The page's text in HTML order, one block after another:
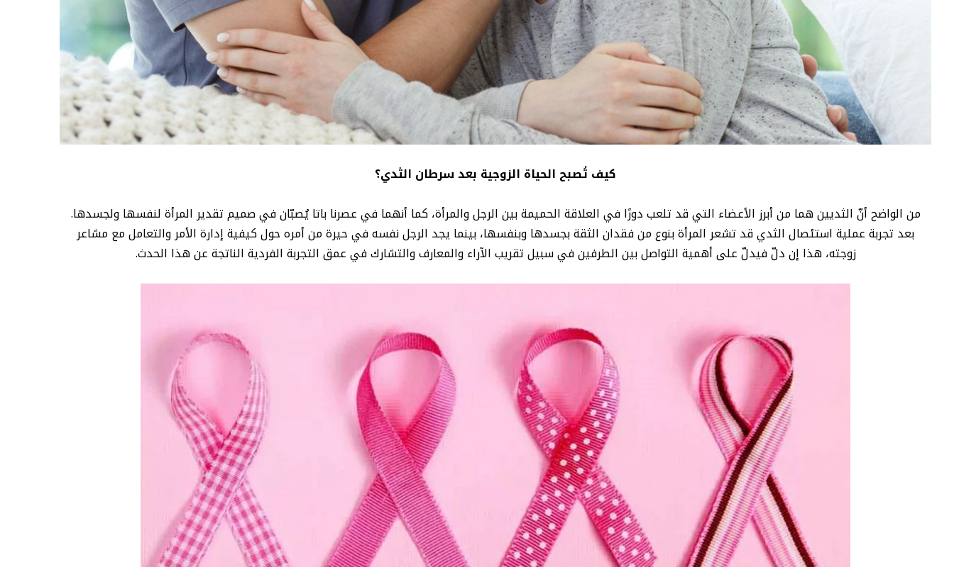
كيف تُصبح الحياة الزوجية بعد سرطان الثدي؟
من الواضح أنّ الثديين هما من أبرز الأعضاء التي قد تلعب دورًا في العلاقة الحميمة بين الرجل والمرأة، كما أنهما في عصرنا باتا يُصبّان في صميم تقدير المرأة لنفسها ولجسدها.
بعد تجربة عملية استئصال الثدي قد تشعر المرأة بنوع من فقدان الثقة بجسدها وبنفسها، بينما يجد الرجل نفسه في حيرة من أمره حول كيفية إدارة الأمر والتعامل مع مشاعر
زوجته، هذا إن دلّ فيدلّ على أهمية التواصل بين الطرفين في سبيل تقريب الآراء والمعارف والتشارك في عمق التجربة الفردية الناتجة عن هذا الحدث.